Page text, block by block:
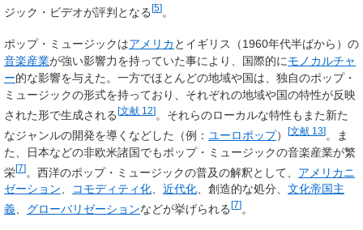
ジック・ビデオが評判となる [5] 。
ポップ・ミュージックはアメリカ とイギリス（1960年代半ばから）の
音楽産業が強い影響力を持っていた事により、国際的にモノカルチャ
ー的な影響を与えた。一方でほとんどの地域や国は、独自のポップ・
ミュージックの形式を持っており、それぞれの地域や国の特性が反映
された形で生成される [文献 12] 。それらのローカルな特性もまた新た
なジャンルの開発を導くなどした（例： ユーロポップ） [文献 13]。ま
た、日本などの非欧米諸国でもポップ・ミュージックの音楽産業が繁
栄[7]。西洋のポップ・ミュージックの普及の解釈として、 アメリカニ
ゼーション、 コモディティ化、 近代化、創造的な処分、 文化帝国主
義
グローバリゼーションなどが挙げられる [7] 。